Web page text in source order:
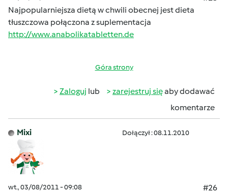
Najpopularniejsza dietą w chwili obecnej jest dieta
tłuszczowa połączona z suplementacja
http://www.anabolikatabletten.de
Góra strony
Zaloguj lub zarejestruj sięaby dodawać
komentarze
Mixi Dołączył : 08.11.2010
wt., 03/08/2011 - 09:08
#26